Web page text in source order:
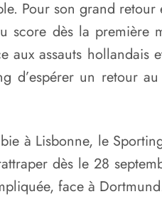
Pour son grand
score dès la
aux assauts hollandais
d’espérer un retour
à Lisbonne, le
dès le 28
face à